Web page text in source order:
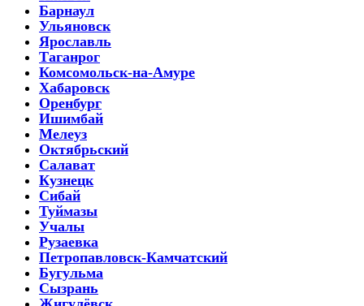
Барнаул
Ульяновск
Ярославль
Таганрог
Комсомольск-на-Амуре
Хабаровск
Оренбург
Ишимбай
Мелеуз
Октябрьский
Салават
Кузнецк
Сибай
Туймазы
Учалы
Рузаевка
Петропавловск-Камчатский
Бугульма
Сызрань